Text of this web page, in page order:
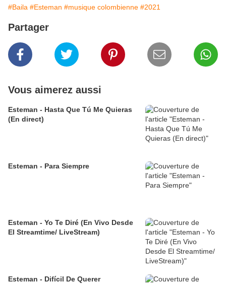
#Baila #Esteman #musique colombienne #2021
Partager
Vous aimerez aussi
Esteman - Hasta Que Tú Me Quieras
(En direct)
Esteman - Para Siempre
Esteman - Yo Te Diré (En Vivo Desde
El Streamtime/ LiveStream)
Esteman - Difícil De Querer